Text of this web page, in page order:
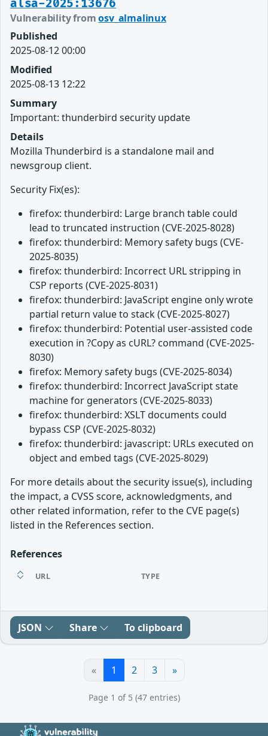
alsa-2025:13676
Vulnerability fromosv_almalinux
Published
2025-08-12 00:00
Modified
2025-08-13 12:22
Summary
Important: thunderbird security update
Details
Mozilla Thunderbird is a standalone mail and
newsgroup client.
Security Fix(es):
firefox: thunderbird: Large branch table could
lead to truncated instruction (CVE-2025-8028)
firefox: thunderbird: Memory safety bugs (CVE-
2025-8035)
firefox: thunderbird: Incorrect URL stripping in
CSP reports (CVE-2025-8031)
firefox: thunderbird: JavaScript engine only wrote
partial return value to stack (CVE-2025-8027)
firefox: thunderbird: Potential user-assisted code
execution in ?Copy as cURL? command (CVE-2025-
8030)
firefox: Memory safety bugs (CVE-2025-8034)
firefox: thunderbird: Incorrect JavaScript state
machine for generators (CVE-2025-8033)
firefox: thunderbird: XSLT documents could
bypass CSP (CVE-2025-8032)
firefox: thunderbird: javascript: URLs executed on
object and embed tags (CVE-2025-8029)
For more details about the security issue(s), including
the impact, a CVSS score, acknowledgments, and
other related information, refer to the CVE page(s)
listed in the References section.
References
URL TYPE
JSON Share To clipboard
« 1 2 3 »
Page 1 of 5 (47 entries)